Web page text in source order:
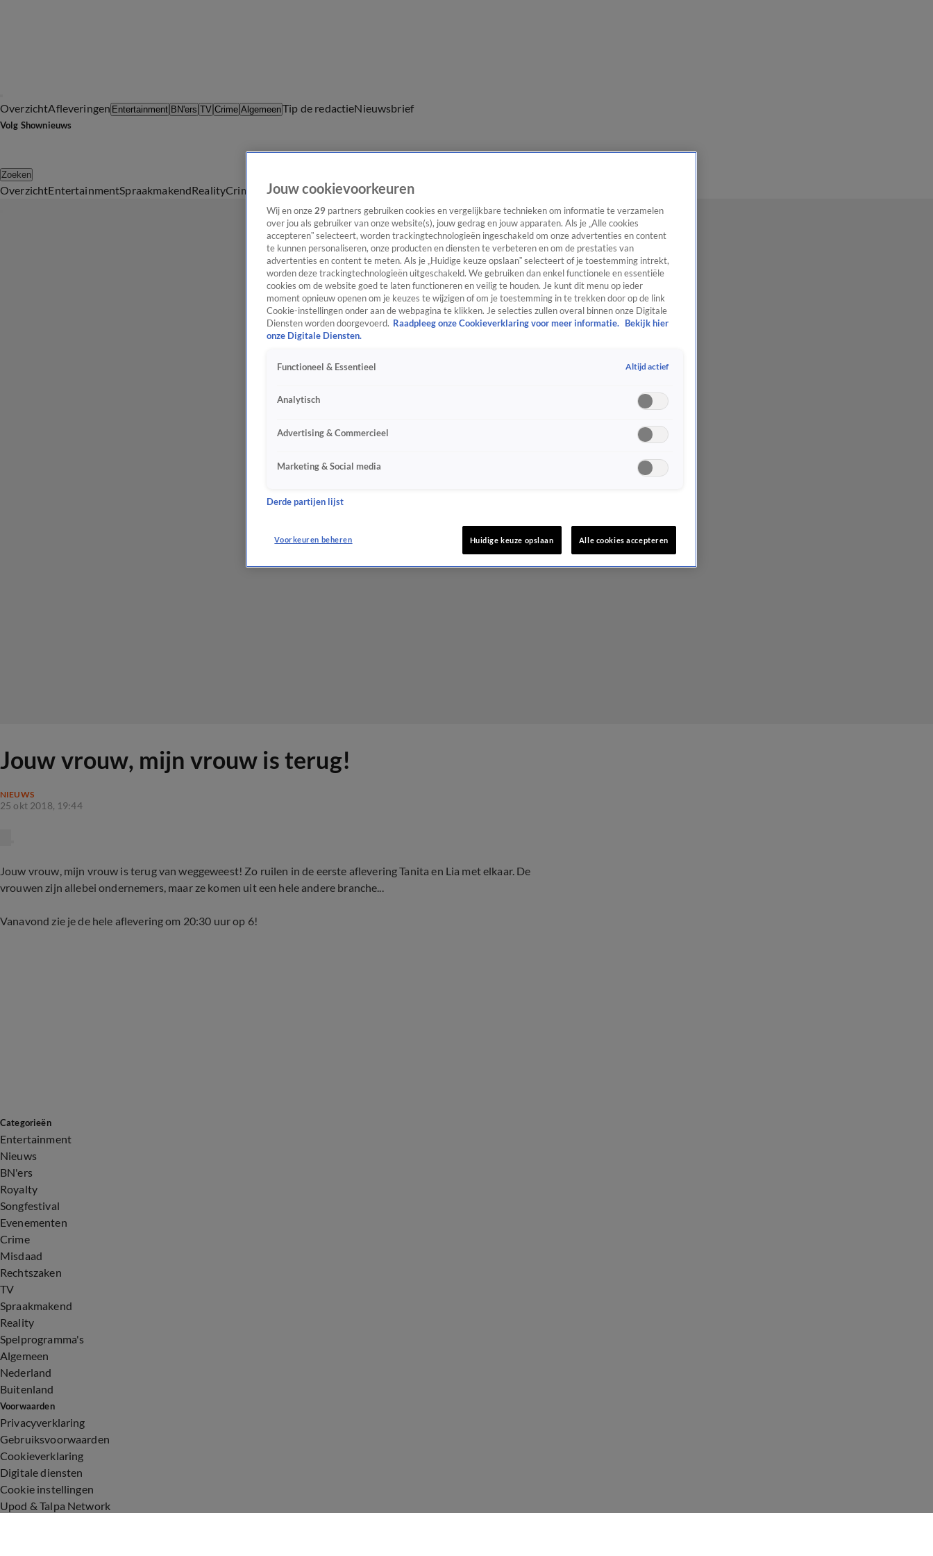
OverzichtAfleveringen Entertainment BN'ers TV Crime AlgemeenTip de redactieNieuwsbrief
Volg Shownieuws
Zoeken
OverzichtEntertainmentSpraakmakendRealityCrime Video'sAfleveringen
Jouw vrouw, mijn vrouw is terug!
NIEUWS
25 okt 2018, 19:44
Jouw vrouw, mijn vrouw is terug van weggeweest! Zo ruilen in de eerste aflevering Tanita en Lia met elkaar. De
vrouwen zijn allebei ondernemers, maar ze komen uit een hele andere branche...
Vanavond zie je de hele aflevering om 20:30 uur op 6!
Categorieën
Entertainment
Nieuws
BN'ers
Royalty
Songfestival
Evenementen
Crime
Misdaad
Rechtszaken
TV
Spraakmakend
Reality
Spelprogramma's
Algemeen
Nederland
Buitenland
Voorwaarden
Privacyverklaring
Gebruiksvoorwaarden
Cookieverklaring
Digitale diensten
Cookie instellingen
Upod & Talpa Network
Jouw cookievoorkeuren
Wij en onze 29 partners gebruiken cookies en vergelijkbare technieken om informatie te verzamelen
over jou als gebruiker van onze website(s), jouw gedrag en jouw apparaten. Als je „Alle cookies
accepteren” selecteert, worden trackingtechnologieën ingeschakeld om onze advertenties en content
te kunnen personaliseren, onze producten en diensten te verbeteren en om de prestaties van
advertenties en content te meten. Als je „Huidige keuze opslaan” selecteert of je toestemming intrekt,
worden deze trackingtechnologieën uitgeschakeld. We gebruiken dan enkel functionele en essentiële
cookies om de website goed te laten functioneren en veilig te houden. Je kunt dit menu op ieder
moment opnieuw openen om je keuzes te wijzigen of om je toestemming in te trekken door op de link
Cookie-instellingen onder aan de webpagina te klikken. Je selecties zullen overal binnen onze Digitale
Diensten worden doorgevoerd. Raadpleeg onze Cookieverklaring voor meer informatie.
Bekijk hier
onze Digitale Diensten.
Functioneel & Essentieel Altijd actief
Analytisch
Advertising & Commercieel
Marketing & Social media
Derde partijen lijst
Voorkeuren beheren Huidige keuze opslaan Alle cookies accepteren